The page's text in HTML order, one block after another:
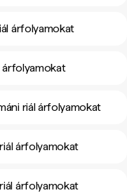
árfolyamokat
árfolyamokat
riál árfolyamokat
árfolyamokat
árfolyamokat